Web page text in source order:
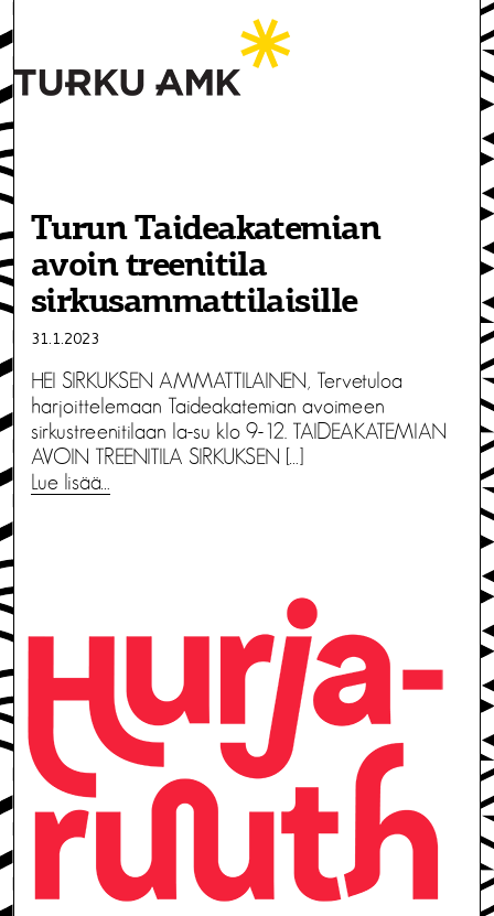
Turun Taideakatemian
avoin treenitila
sirkusammattilaisille
31.1.2023
HEI SIRKUKSEN AMMATTILAINEN, Tervetuloa
harjoittelemaan Taideakatemian avoimeen
sirkustreenitilaan la-su klo 9-12. TAIDEAKATEMIAN
AVOIN TREENITILA SIRKUKSEN […]
Lue lisää…